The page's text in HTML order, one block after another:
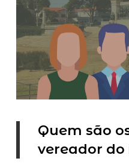
Quem são
vereador